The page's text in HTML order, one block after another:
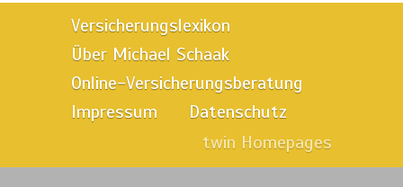
Versicherungslexikon
Über Michael Schaak
Online-Versicherungsberatung
Impressum
Datenschutz
twin Homepages